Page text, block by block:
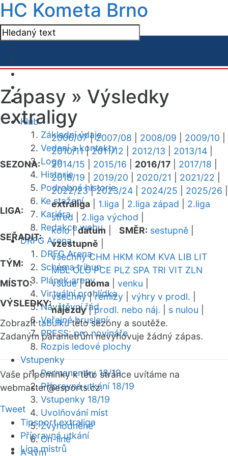
HC Kometa Brno
Klub
Základní údaje
Vedení a kontakty
Logo
Historie
Podrobná historie
Ke stažení
Kariéra
Redakce webu
DRFG Arena
DRFG Arena
Schéma tribun
Plánek areny
Virtuální prohlídka
Návštěvní řád
Veřejné bruslení
PRESS: pro novináře
Rozpis ledové plochy
Vstupenky
Permanentky 18/19
Přípravná utkání 18/19
Vstupenky 18/19
Uvolňování míst
Zvýhodněné
On-line
A-tým
Zápasy » Výsledky
extraligy
SEZONA:
2006/07|2007/08 2008/09 2009/10
2010/11|2011/12 2012/13 2013/14
2014/15
2015/16 2016/17 2017/18
2018/19
2019/20 2020/21 2021/22
2022/23|2023/24 2024/25 2025/26
LIGA:
extraliga 1.liga 2.liga západ
2.liga
střed
2.liga východ
SEŘADIT:
kolo|datum SMĚR: sestupně
vzestupně
TÝM:
všechny CHM HKM KOM KVA LIB LIT
MBL OLO PCE PLZ SPA TRI VIT ZLN
MÍSTO:
všude|doma venku
VÝSLEDKY:
všechny|remízy výhry v prodl.
nájezdy|prodl. nebo náj. s nulou
Zobrazittabulkutéto sezóny a soutěže.
Zadaným parametrům nevyhovuje žádný zápas.
Vaše připomínky k této stránce uvítáme na
webmaster@esports.cz.
Tweet
Tipsport extraliga
Přípravná utkání
Liga mistrů